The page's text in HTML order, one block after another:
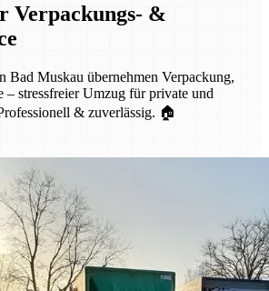
Verpackungs- &
Bad Muskau übernehmen Verpackung,
– stressfreier Umzug für private und
& zuverlässig. 🏠